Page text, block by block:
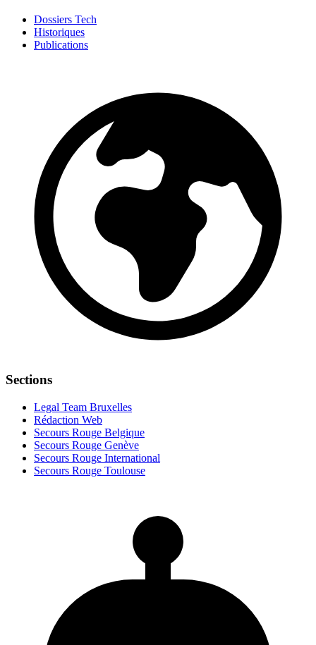
Dossiers Tech
Historiques
Publications
Sections
Legal Team Bruxelles
Rédaction Web
Secours Rouge Belgique
Secours Rouge Genève
Secours Rouge International
Secours Rouge Toulouse